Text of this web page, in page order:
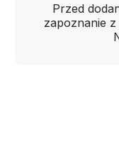
Przed
zapoznanie z